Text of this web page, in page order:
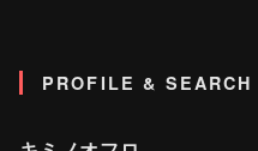
PROFILE & SEARCH